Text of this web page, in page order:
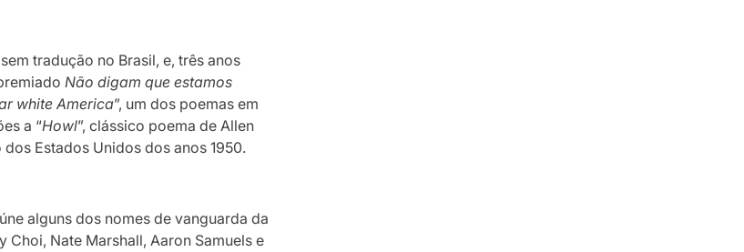
tradução no Brasil, e, três anos
Não digam que estamos
white America”, um dos poemas em
a “Howl”, clássico poema de Allen
Estados Unidos dos anos 1950.
alguns dos nomes de vanguarda da
Choi, Nate Marshall, Aaron Samuels e